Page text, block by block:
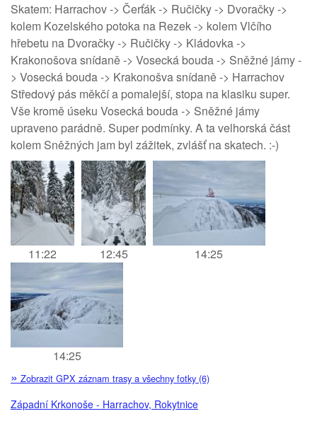
Skatem: Harrachov -> Čerťák -> Ručičky -> Dvoračky ->
kolem Kozelského potoka na Rezek -> kolem Vlčího
hřebetu na Dvoračky -> Ručičky -> Kládovka ->
Krakonošova snídaně -> Vosecká bouda -> Sněžné jámy -
> Vosecká bouda -> Krakonošva snídaně -> Harrachov
Středový pás měkčí a pomalejší, stopa na klasiku super.
Vše kromě úseku Vosecká bouda -> Sněžné jámy
upraveno parádně. Super podmínky. A ta velhorská část
kolem Sněžných jam byl zážitek, zvlášť na skatech. :-)
11:22 12:45 14:25
14:25
» Zobrazit GPX záznam trasy a všechny fotky (6)
Západní Krkonoše - Harrachov, Rokytnice